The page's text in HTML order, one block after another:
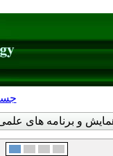
و برنامه های